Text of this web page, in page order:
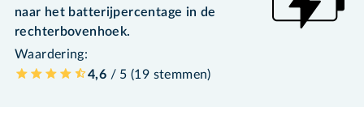
naar het batterijpercentage in de
rechterbovenhoek.
Waardering:
4,6 / 5 (19 stemmen)